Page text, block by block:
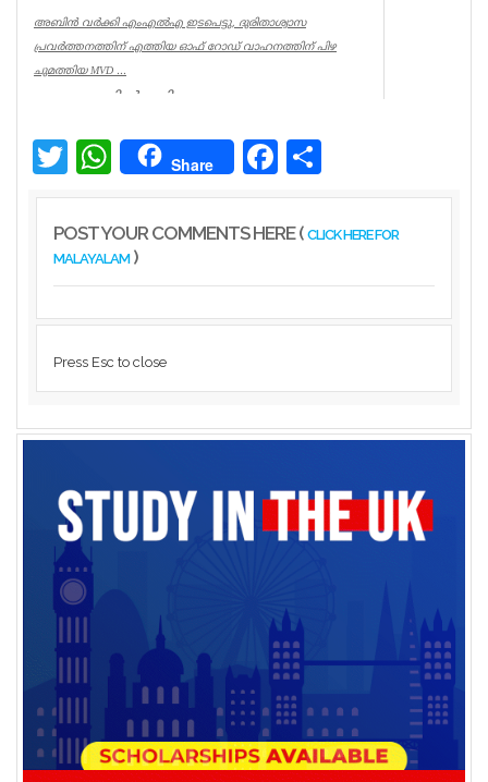
അബിൻ വർക്കി എംഎൽഎ ഇടപെട്ടു, ദുരിതാശ്വാസ
പ്രവർത്തനത്തിന് എത്തിയ ഓഫ് റോഡ് വാഹനത്തിന് പിഴ
ചുമത്തിയ MVD ...
ആറന്മുളയിൽ ദുരിതാശ്വാസ
വാഹനത്തിന് മോട്ടോർ വെഹിക്കിൾ
ഇൻസ്പെക്ടർ പിഴ ...
Twitter WhatsAppShare Facebook
POST YOUR COMMENTS HERE ( CLICK HERE FOR
MALAYALAM)
Press Esc to close